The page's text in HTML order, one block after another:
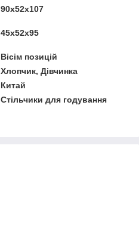
90x52x107
45x52x95
Вісім позицій
Хлопчик, Дівчинка
Китай
Стільчики для годування